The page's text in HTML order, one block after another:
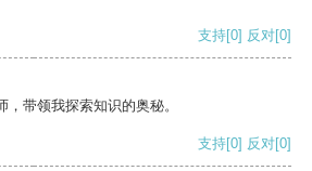
支持[0] 反对[0]
带领我探索知识的奥秘。
支持[0] 反对[0]